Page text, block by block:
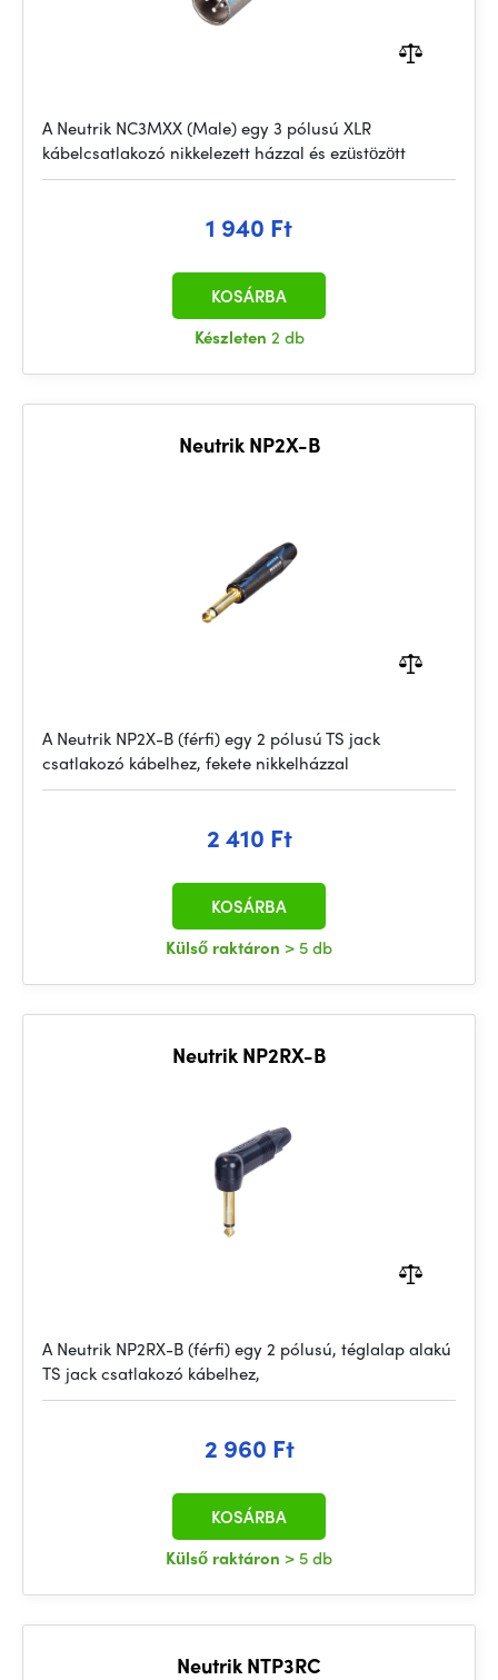
A Neutrik NC3MXX (Male) egy 3 pólusú XLR
kábelcsatlakozó nikkelezett házzal és ezüstözött
1 940 Ft
Készleten 2 db
KOSÁRBA
Neutrik NP2X-B
A Neutrik NP2X-B (férfi) egy 2 pólusú TS jack
csatlakozó kábelhez, fekete nikkelházzal
2 410 Ft
Külső raktáron > 5 db
KOSÁRBA
Neutrik NP2RX-B
A Neutrik NP2RX-B (férfi) egy 2 pólusú, téglalap alakú
TS jack csatlakozó kábelhez,
2 960 Ft
Külső raktáron > 5 db
KOSÁRBA
Neutrik NTP3RC